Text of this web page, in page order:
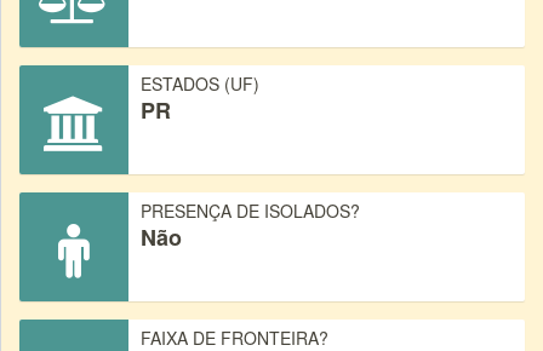
ESTADOS (UF)
PR
PRESENÇA DE ISOLADOS?
Não
FAIXA DE FRONTEIRA?